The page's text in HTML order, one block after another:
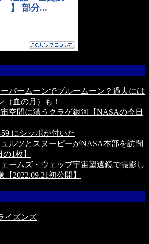
ーパームーンでブルームーン？過去には
（血の月）も！
宙空間に漂うクラゲ銀河【NASAの今日
にシッポが付いた
ュルツとスヌーピーがNASA本部を訪問
1枚】
ェームズ・ウェッブ宇宙望遠鏡で撮影し
2022.09.21初公開】
イズンズ